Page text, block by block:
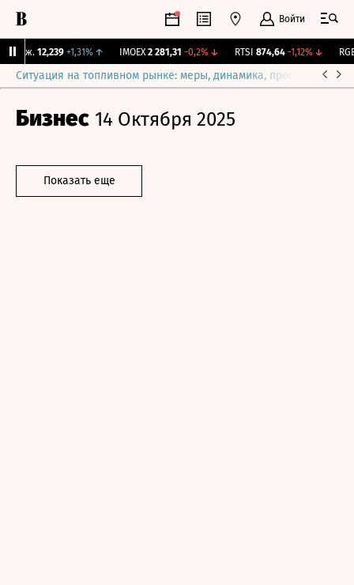
Войти
Бирж. 12,239 +1,31% ↑ IMOEX 2 281,31 -0,2%↓ RTSI 874,64 -1,12%↓ RGBI
Ситуация на топливном рынке: меры, динамика, прогнозы
Бизнес 14 Октября 2025
Показать еще